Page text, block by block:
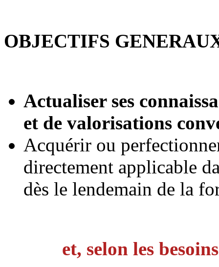
OBJECTIFS
Actualiser ses
et de valorisations
Acquérir ou
directement applicable
dès le lendemain de la
et, selon les